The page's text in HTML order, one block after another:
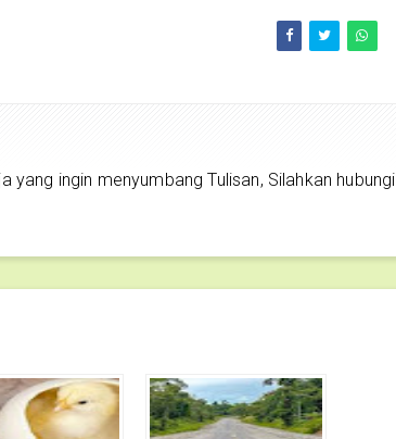
ingin menyumbang Tulisan, Silahkan hubungi